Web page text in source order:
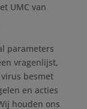
UMC van
parameters
vragenlijst,
besmet
en acties
houden ons